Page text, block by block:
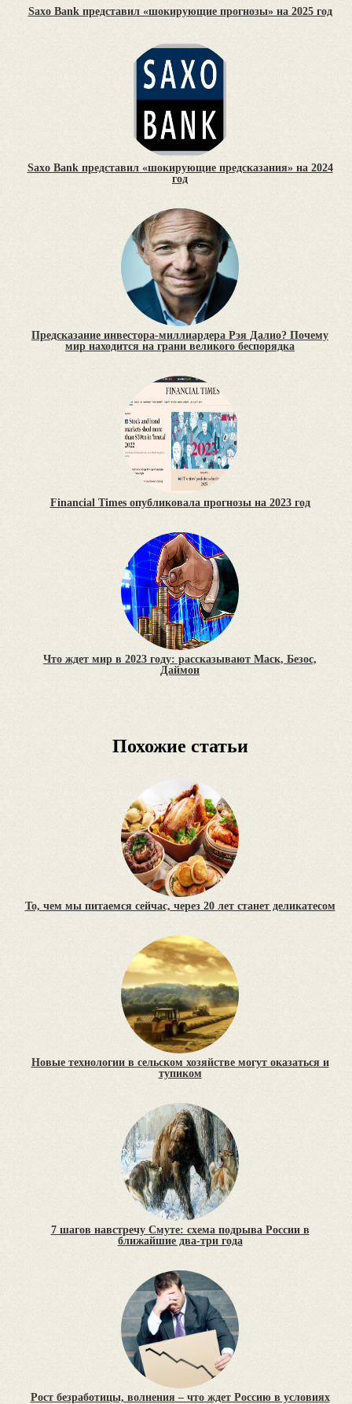
Saxo Bank представил «шокирующие прогнозы» на 2025 год
Saxo Bank представил «шокирующие предсказания» на 2024
год
Предсказание инвестора-миллиардера Рэя Далио? Почему
мир находится на грани великого беспорядка
Financial Times опубликовала прогнозы на 2023 год
Что ждет мир в 2023 году: рассказывают Маск, Безос,
Даймон
Похожие статьи
То, чем мы питаемся сейчас, через 20 лет станет деликатесом
Новые технологии в сельском хозяйстве могут оказаться и
тупиком
7 шагов навстречу Смуте: схема подрыва России в
ближайшие два-три года
Рост безработицы, волнения – что ждет Россию в условиях